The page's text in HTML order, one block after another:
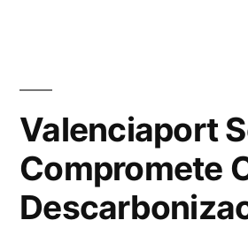
Valenciaport
Compromete